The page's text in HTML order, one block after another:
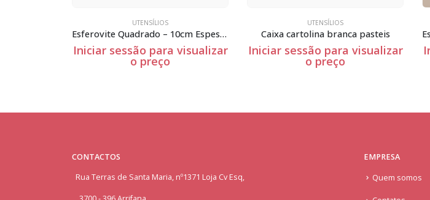
UTENSÍLIOS
Caixa cartolina branca pasteis
Iniciar sessão para visualizar
o preço
UTENSÍLIOS
Iniciar sessão para visualizar
o preço
CONTACTOS
Rua Terras de Santa Maria, nº1371 Loja Cv Esq,
EMPRESA
Quem somos